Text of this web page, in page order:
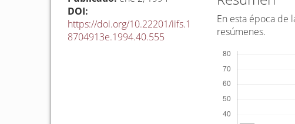
artículo
DOI:
https://doi.org/10.22201/iifs.1
8704913e.1994.40.555
t
e
d
o
p
En esta época de
resúmenes.